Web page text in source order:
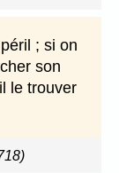
; si on
son
le trouver